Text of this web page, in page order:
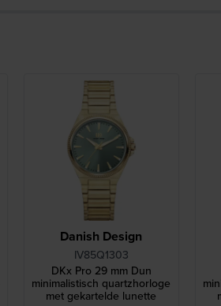
Danish Design
IV85Q1303
DKx Pro 29 mm Dun
minimalistisch quartzhorloge
met gekartelde lunette